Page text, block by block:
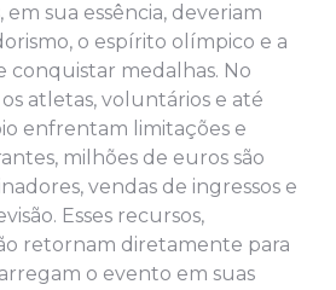
em sua essência, deveriam
o espírito olímpico e a
conquistar medalhas. No
atletas, voluntários e até
enfrentam limitações e
milhões de euros são
vendas de ingressos e
Esses recursos,
retornam diretamente para
o evento em suas